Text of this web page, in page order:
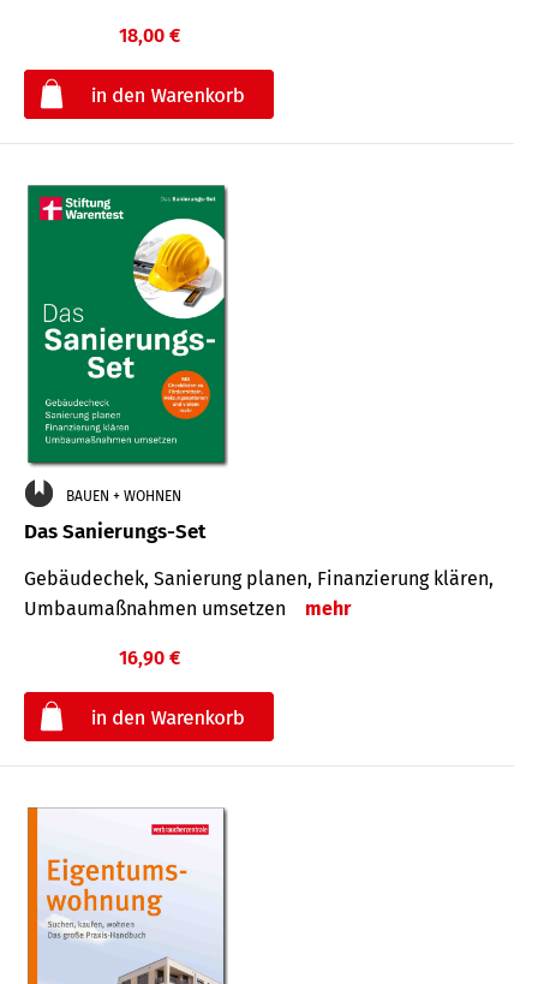
18,00 €
BAUEN + WOHNEN
Das Sanierungs-Set
Gebäudechek, Sanierung planen, Finanzierung klären,
Umbaumaßnahmen umsetzen
mehr
16,90 €